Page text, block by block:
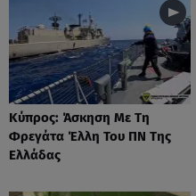
Κύπρος: Άσκηση Με Τη
Φρεγάτα Έλλη Του ΠΝ Της
Ελλάδας